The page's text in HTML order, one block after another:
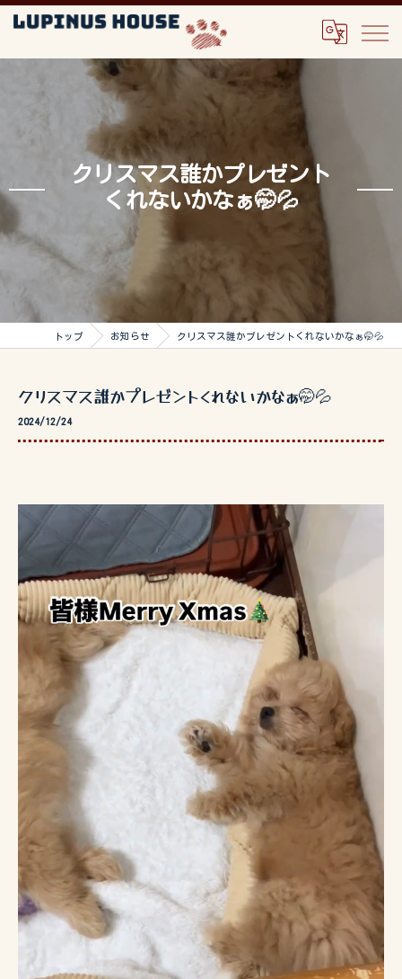
クリスマス誰かプレゼント
くれないかなぁ🤭💦
トップ お知らせ クリスマス誰かプレゼントくれないかなぁ🤭💦
クリスマス誰かプレゼントくれないかなぁ🤭💦
2024/12/24